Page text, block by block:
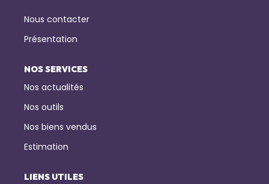
Nous contacter
Présentation
NOS SERVICES
Nos actualités
Nos outils
Nos biens vendus
Estimation
LIENS UTILES